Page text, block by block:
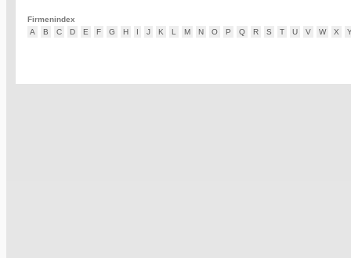
Firmenindex
A
B C D E F G H I J K L M N O P Q R S T U V W X